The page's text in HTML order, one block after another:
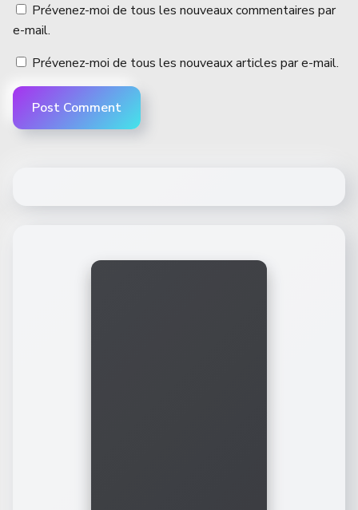
Prévenez-moi de tous les nouveaux commentaires par
e-mail.
Prévenez-moi de tous les nouveaux articles par e-mail.